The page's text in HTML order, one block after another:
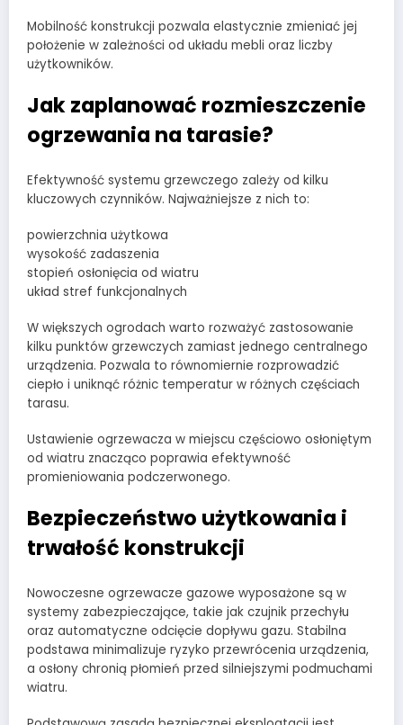
Mobilność konstrukcji pozwala elastycznie zmieniać jej
położenie w zależności od układu mebli oraz liczby
użytkowników.
Jak zaplanować rozmieszczenie
ogrzewania na tarasie?
Efektywność systemu grzewczego zależy od kilku
kluczowych czynników. Najważniejsze z nich to:
powierzchnia użytkowa
wysokość zadaszenia
stopień osłonięcia od wiatru
układ stref funkcjonalnych
W większych ogrodach warto rozważyć zastosowanie
kilku punktów grzewczych zamiast jednego centralnego
urządzenia. Pozwala to równomiernie rozprowadzić
ciepło i uniknąć różnic temperatur w różnych częściach
tarasu.
Ustawienie ogrzewacza w miejscu częściowo osłoniętym
od wiatru znacząco poprawia efektywność
promieniowania podczerwonego.
Bezpieczeństwo użytkowania i
trwałość konstrukcji
Nowoczesne ogrzewacze gazowe wyposażone są w
systemy zabezpieczające, takie jak czujnik przechyłu
oraz automatyczne odcięcie dopływu gazu. Stabilna
podstawa minimalizuje ryzyko przewrócenia urządzenia,
a osłony chronią płomień przed silniejszymi podmuchami
wiatru.